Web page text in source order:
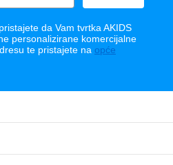
da Vam tvrtka AKIDS
personalizirane komercijalne
te pristajete na opće